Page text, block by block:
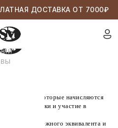
ДОСТАВКА ОТ 7000₽
единицы, которые начисляются
за покупки и участие в
, не имеют денежного эквивалента и